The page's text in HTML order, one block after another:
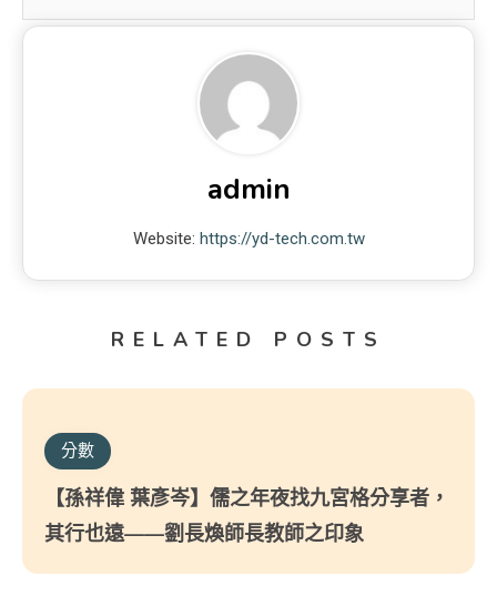
admin
Website: https://yd-tech.com.tw
RELATED POSTS
分數
【孫祥偉 葉彥岑】儒之年夜找九宮格分享者，
其行也遠——劉長煥師長教師之印象